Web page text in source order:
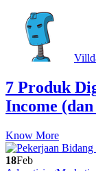
7 Produk
Income
Know More
18Feb